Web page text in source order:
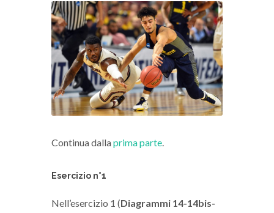
Continua dallaprima parte
Esercizio n°1
Nell’esercizio 1 (Diagrammi 14-14bis-